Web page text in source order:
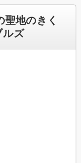
聖地のきく
ルズ